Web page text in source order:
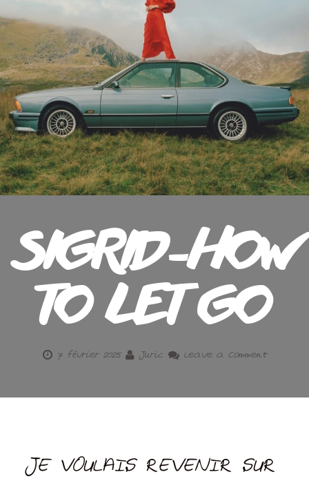
SIGRID-HOW
TO LET GO
7 février 2025 Juric Leave a Comment
JE VOULAIS REVENIR SUR